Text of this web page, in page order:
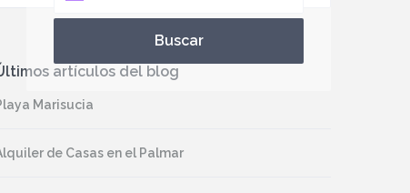
artículos del blog
Marisucia
de Casas en el Palmar